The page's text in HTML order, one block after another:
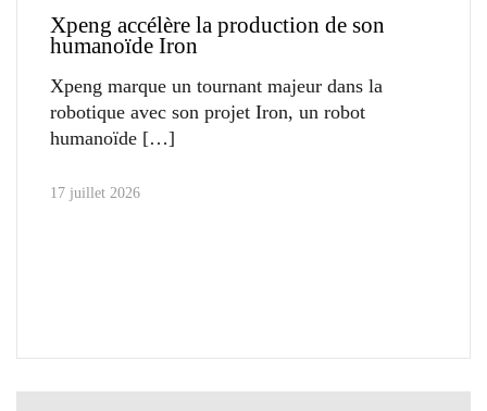
Xpeng accélère la production de son
humanoïde Iron
Xpeng marque un tournant majeur dans la
robotique avec son projet Iron, un robot
humanoïde
17 juillet 2026